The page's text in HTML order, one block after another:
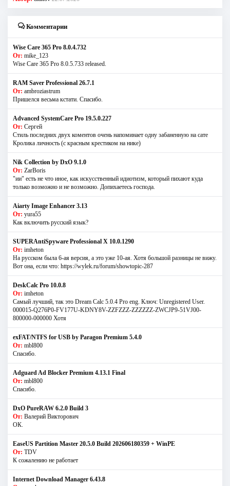
Комментарии
Wise Care 365 Pro 8.0.4.732
От: mike_123
Wise Care 365 Pro 8.0.5.733 released.
RAM Saver Professional 26.7.1
От: ambroziastrum
Пришелся весьма кстати. Спасибо.
Advanced SystemCare Pro 19.5.0.227
От: Сергей
Стиль последних двух коментов очень напоминает одну забаненную на сате
Кролика личность (с красным крестиком на нике)
Nik Collection by DxO 9.1.0
От: ZarBoris
"ии" есть не что иное, как искусственный идиотизм, который пихают куда
только возможно и не возможно. Допихаетесь господа.
Aiarty Image Enhancer 3.13
От: yura55
Как включить русский язык?
SUPERAntiSpyware Professional X 10.0.1290
От: imheton
На русском была 6-ая версия, а это уже 10-ая. Хотя большой разницы не вижу.
Вот она, если что: https://wylek.ru/forum/showtopic-287
DeskCalc Pro 10.0.8
От: imheton
Самый лучший, так это Dream Calc 5.0.4 Pro eng. Ключ: Unregistered User.
000015-Q276P0-FV177U-KDNY8V-ZZFZZZ-ZZZZZZ-ZWCJP9-51VJ00-
800000-000000 Хотя
exFAT/NTFS for USB by Paragon Premium 5.4.0
От: mbl800
Спасибо.
Adguard Ad Blocker Premium 4.13.1 Final
От: mbl800
Спасибо.
DxO PureRAW 6.2.0 Build 3
От: Валерий Викторович
ОК.
EaseUS Partition Master 20.5.0 Build 202606180359 + WinPE
От: TDV
К сожалению не работает
Internet Download Manager 6.43.8